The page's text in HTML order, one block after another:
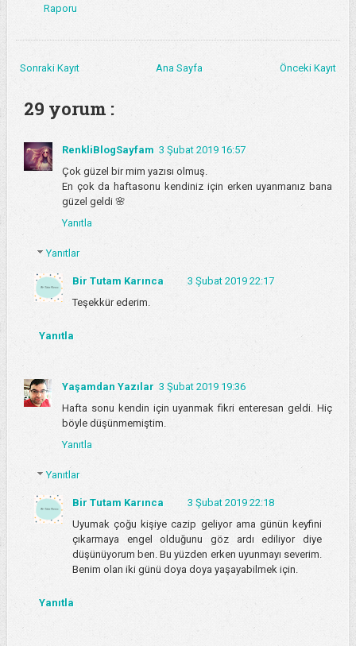
Raporu
Sonraki Kayıt Önceki Kayıt
Ana Sayfa
29 yorum :
RenkliBlogSayfam 3 Şubat 2019 16:57
Çok güzel bir mim yazısı olmuş.
En çok da haftasonu kendiniz için erken uyanmanız bana
güzel geldi 🌸
Yanıtla
Yanıtlar
Bir Tutam Karınca
3 Şubat 2019 22:17
Teşekkür ederim.
Yanıtla
Yaşamdan Yazılar 3 Şubat 2019 19:36
Hafta sonu kendin için uyanmak fikri enteresan geldi. Hiç
böyle düşünmemiştim.
Yanıtla
Yanıtlar
Bir Tutam Karınca
3 Şubat 2019 22:18
Uyumak çoğu kişiye cazip geliyor ama günün keyfini
çıkarmaya engel olduğunu göz ardı ediliyor diye
düşünüyorum ben. Bu yüzden erken uyunmayı severim.
Benim olan iki günü doya doya yaşayabilmek için.
Yanıtla